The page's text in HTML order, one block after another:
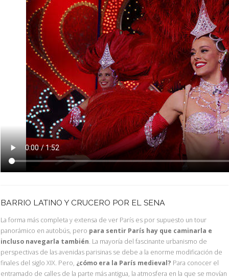
BARRIO LATINO Y CRUCERO POR EL SENA
La forma más completa y extensa de ver París es por supuesto un tour
panorámico en autobús, pero para sentir París hay que caminarla e
incluso navegarla también. La mayoría del fascinante urbanismo de
perspectivas de las avenidas parisinas se debe a la enorme modificación de
finales del siglo XIX. Pero, ¿cómo era la París medieval? Para conocer el
entramado de calles de la parte más antigua, la atmosfera en la que se movían